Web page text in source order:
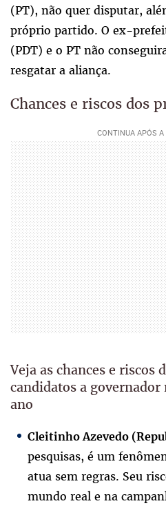
(PT), não quer disputar,
próprio partido. O ex-
(PDT) e o PT não
resgatar a aliança.
Chances e riscos dos
Veja as chances e riscos
candidatos a governador
ano
Cleitinho Azevedo
pesquisas, é um
atua sem regras. Seu
mundo real e na